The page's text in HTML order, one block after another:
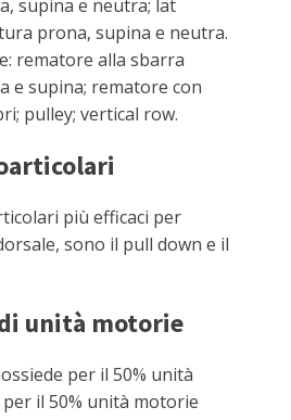
supina e neutra; lat
prona, supina e neutra.
rematore alla sbarra
e supina; rematore con
pulley; vertical row.
più efficaci per
sono il pull down e il
unità motorie
per il 50% unità
il 50% unità motorie